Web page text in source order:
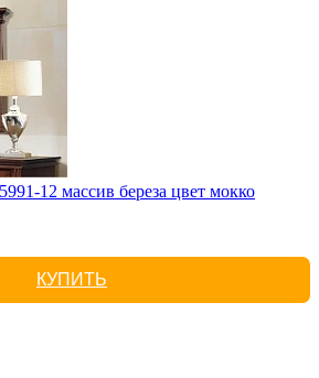
12 массив береза цвет мокко
КУПИТЬ